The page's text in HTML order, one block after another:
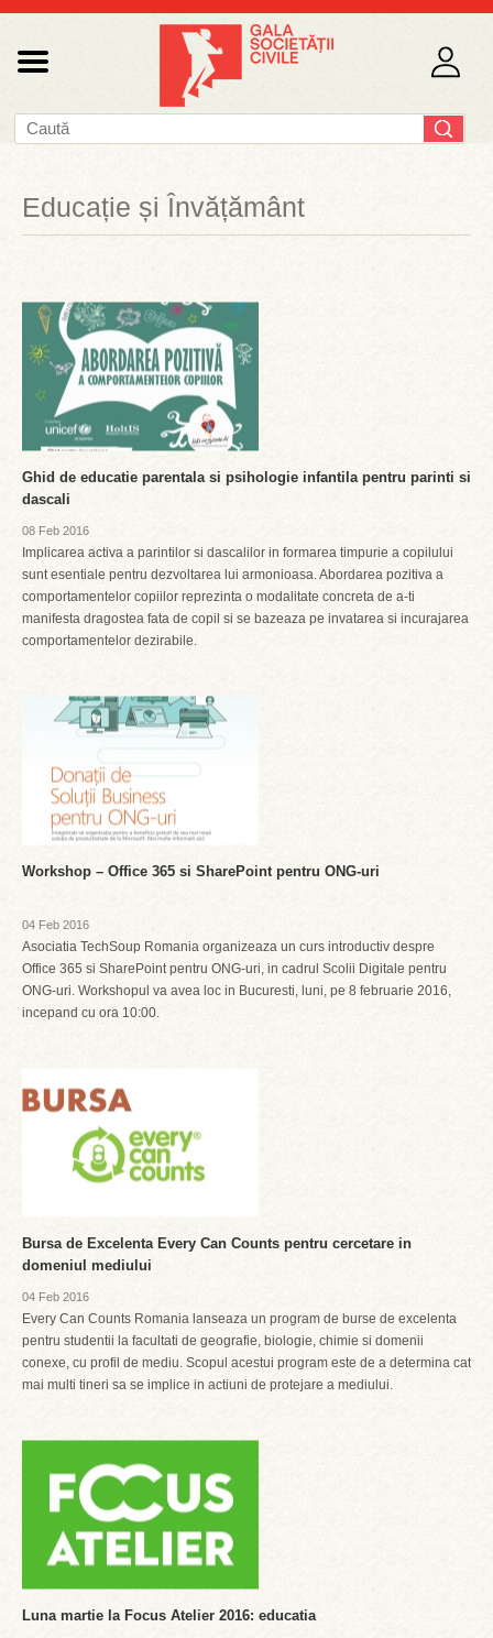
Educație și Învățământ
Ghid de educatie parentala si psihologie infantila pentru parinti si
dascali
08 Feb 2016
Implicarea activa a parintilor si dascalilor in formarea timpurie a copilului
sunt esentiale pentru dezvoltarea lui armonioasa. Abordarea pozitiva a
comportamentelor copiilor reprezinta o modalitate concreta de a-ti
manifesta dragostea fata de copil si se bazeaza pe invatarea si incurajarea
comportamentelor dezirabile.
Workshop – Office 365 si SharePoint pentru ONG-uri
04 Feb 2016
Asociatia TechSoup Romania organizeaza un curs introductiv despre
Office 365 si SharePoint pentru ONG-uri, in cadrul Scolii Digitale pentru
ONG-uri. Workshopul va avea loc in Bucuresti, luni, pe 8 februarie 2016,
incepand cu ora 10:00.
Bursa de Excelenta Every Can Counts pentru cercetare in
domeniul mediului
04 Feb 2016
Every Can Counts Romania lanseaza un program de burse de excelenta
pentru studentii la facultati de geografie, biologie, chimie si domenii
conexe, cu profil de mediu. Scopul acestui program este de a determina cat
mai multi tineri sa se implice in actiuni de protejare a mediului.
Luna martie la Focus Atelier 2016: educatia